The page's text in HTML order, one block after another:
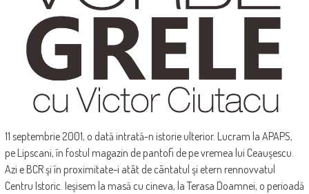
11 septembrie 2001, o dată intrată-n istorie ulterior. Lucram la APAPS,
pe Lipscani, în fostul magazin de pantofi de pe vremea lui Ceauşescu.
Azi e BCR şi în proximitate-i atât de cântatul şi etern rennovvatul
Centru Istoric. Ieşisem la masă cu cineva, la Terasa Doamnei, o perioadă